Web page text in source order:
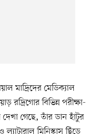
মাদ্রিদের মেডিক্যাল
বিভিন্ন পরীক্ষা-
দেখা গেছে, তাঁর ডান হাঁটুর
ল্যাটারাল মিনিস্কাস ছিঁড়ে